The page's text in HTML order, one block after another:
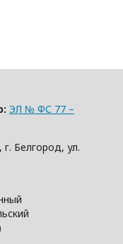
ЭЛ № ФС 77 –
г. Белгород, ул.